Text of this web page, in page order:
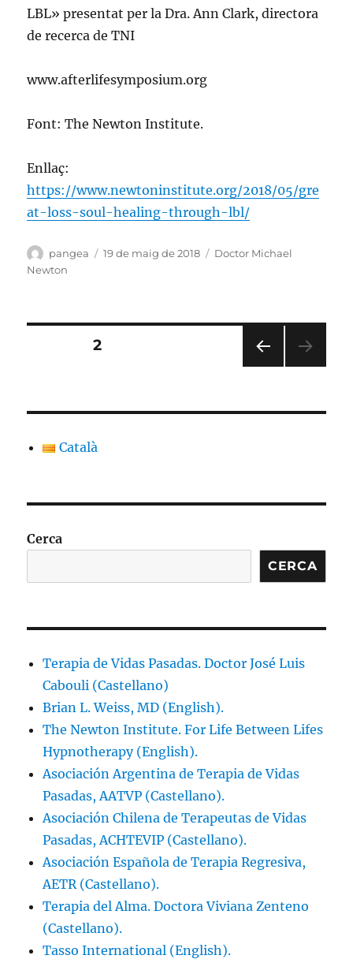
LBL» presentat per la Dra. Ann Clark, directora
de recerca de TNI
www.afterlifesymposium.org
Font: The Newton Institute.
Enllaç:
https://www.newtoninstitute.org/2018/05/gre
at-loss-soul-healing-through-lbl/
Autor
pangea
Publicat
19 de maig de 2018 Categories
Doctor Michael
Newton
Paginació
les
entrades
ERIO
PÀGINA2
Català
Cerca
CERCA
Terapia de Vidas Pasadas. Doctor José Luis
Cabouli (Castellano)
Brian L. Weiss, MD (English).
The Newton Institute. For Life Between Lifes
Hypnotherapy (English).
Asociación Argentina de Terapia de Vidas
Pasadas, AATVP (Castellano).
Asociación Chilena de Terapeutas de Vidas
Pasadas, ACHTEVIP (Castellano).
Asociación Española de Terapia Regresiva,
AETR (Castellano).
Terapia del Alma. Doctora Viviana Zenteno
(Castellano).
Tasso International (English).